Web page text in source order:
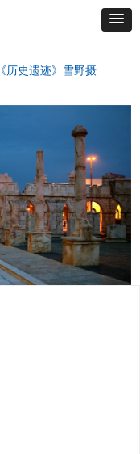
《历史遗迹》雪野摄